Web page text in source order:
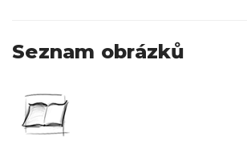
Seznam obrázků